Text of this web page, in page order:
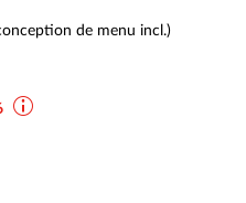
de menu incl.)